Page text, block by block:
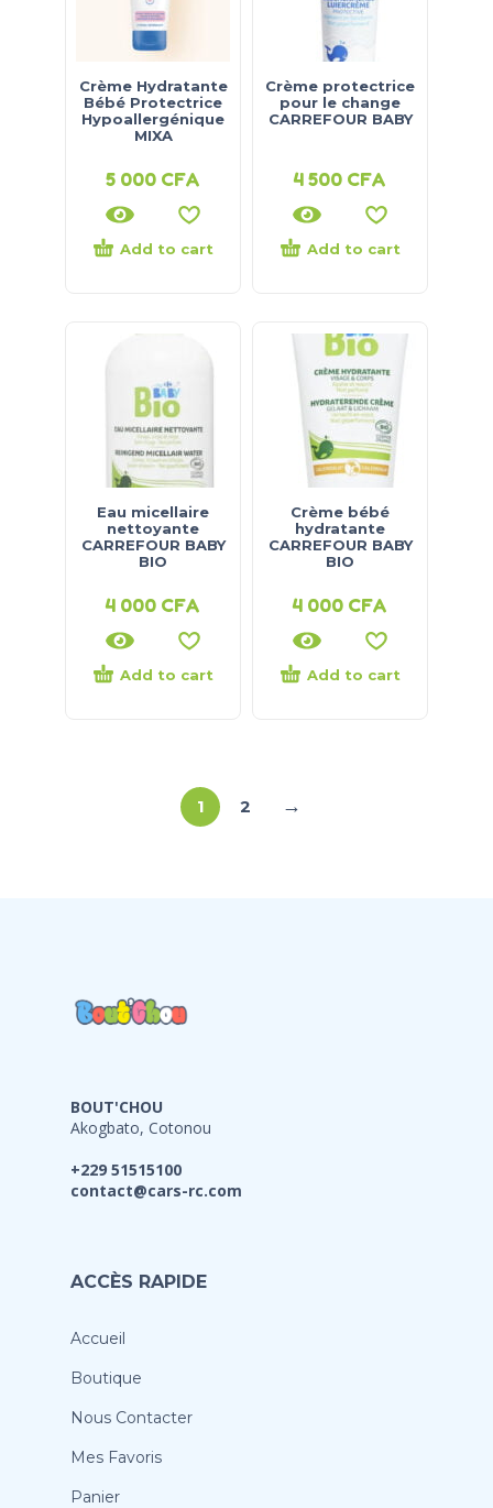
Crème Hydratante
Bébé Protectrice
Hypoallergénique
MIXA
5 000 CFA
Add to cart
Crème protectrice
pour le change
CARREFOUR BABY
4 500 CFA
Add to cart
Eau micellaire
nettoyante
CARREFOUR BABY
BIO
4 000 CFA
Add to cart
Crème bébé
hydratante
CARREFOUR BABY
BIO
4 000 CFA
Add to cart
1 2 →
BOUT'CHOU
Akogbato, Cotonou
+229 51515100
contact@cars-rc.com
ACCÈS RAPIDE
Accueil
Boutique
Nous Contacter
Mes Favoris
Panier